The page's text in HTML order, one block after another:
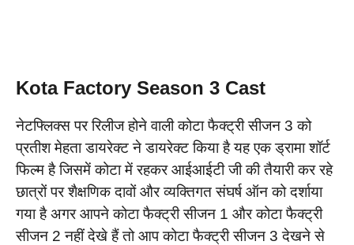
Kota Factory Season 3 Cast
नेटफ्लिक्स पर रिलीज होने वाली कोटा फैक्ट्री सीजन 3 को
प्रतीश मेहता डायरेक्ट ने डायरेक्ट किया है यह एक ड्रामा शॉर्ट
फिल्म है जिसमें कोटा में रहकर आईआईटी जी की तैयारी कर रहे
छात्रों पर शैक्षणिक दावों और व्यक्तिगत संघर्ष ऑन को दर्शाया
गया है अगर आपने कोटा फैक्ट्री सीजन 1 और कोटा फैक्ट्री
सीजन 2 नहीं देखे हैं तो आप कोटा फैक्ट्री सीजन 3 देखने से